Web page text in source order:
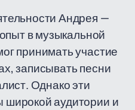
Андрея —
в музыкальной
принимать участие
записывать песни
Однако эти
аудитории и